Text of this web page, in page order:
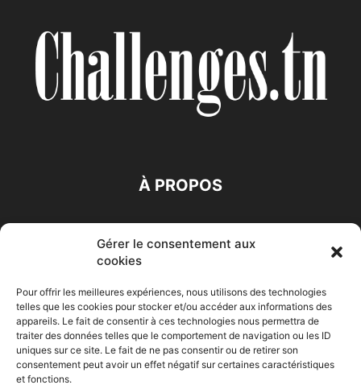
Gérer le consentement aux
cookies
Pour offrir les meilleures expériences, nous utilisons des technologies
telles que les cookies pour stocker et/ou accéder aux informations des
appareils. Le fait de consentir à ces technologies nous permettra de
traiter des données telles que le comportement de navigation ou les ID
uniques sur ce site. Le fait de ne pas consentir ou de retirer son
consentement peut avoir un effet négatif sur certaines caractéristiques
et fonctions.
À PROPOS
Accueil Economie Entreprises Entrepreneur
Maghreb